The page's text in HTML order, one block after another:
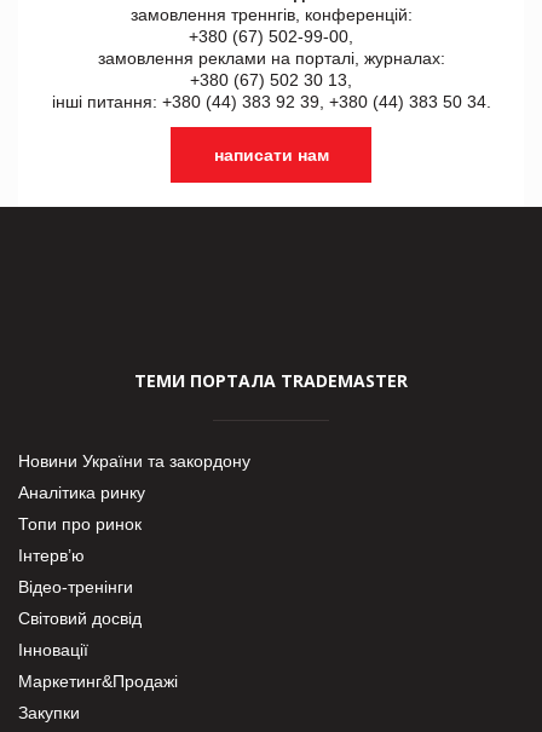
замовлення треннгів, конференцій:
+380 (67) 502-99-00,
замовлення реклами на порталі, журналах:
+380 (67) 502 30 13,
інші питання: +380 (44) 383 92 39, +380 (44) 383 50 34.
написати нам
ТЕМИ ПОРТАЛА TRADEMASTER
Новини України та закордону
Аналітика ринку
Топи про ринок
Інтерв’ю
Відео-тренінги
Світовий досвід
Інновації
Маркетинг&Продажі
Закупки